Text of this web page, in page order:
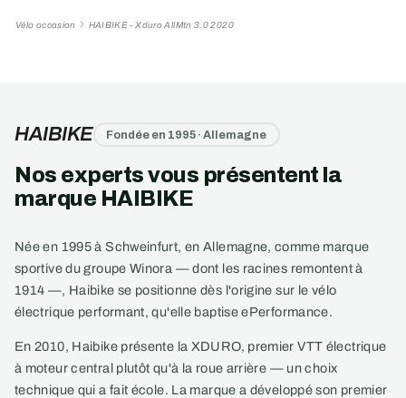
Vélo occasion HAIBIKE - Xduro AllMtn 3.0 2020
HAIBIKE Fondée en 1995 · Allemagne
Nos experts vous présentent la
marque HAIBIKE
Née en 1995 à Schweinfurt, en Allemagne, comme marque
sportive du groupe Winora — dont les racines remontent à
1914 —, Haibike se positionne dès l'origine sur le vélo
électrique performant, qu'elle baptise ePerformance.
En 2010, Haibike présente la XDURO, premier VTT électrique
à moteur central plutôt qu'à la roue arrière — un choix
technique qui a fait école. La marque a développé son premier